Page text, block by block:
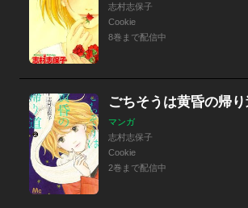
志村志保子
Cookie
8巻まで配信中
ごちそうは黄昏の帰
マンガ
志村志保子
Cookie
2巻まで配信中